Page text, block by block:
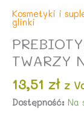
Kosmetyki i
glinki
TWARZY
13,51 zł z
Dostępność: Na